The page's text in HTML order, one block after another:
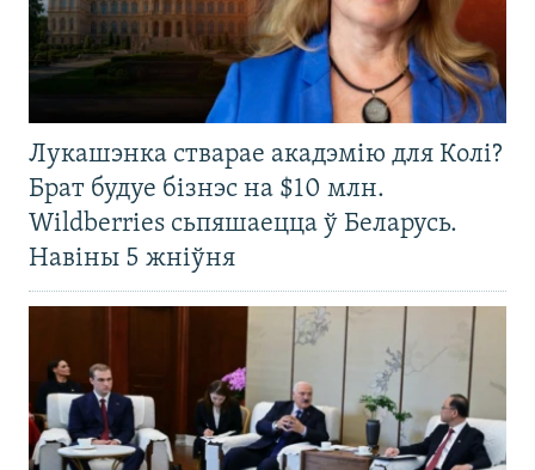
Лукашэнка стварае акадэмію для Колі?
Брат будуе бізнэс на $10 млн.
Wildberries сьпяшаецца ў Беларусь.
Навіны 5 жніўня